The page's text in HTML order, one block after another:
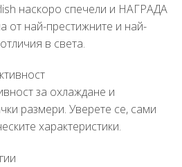
наскоро спечели и НАГРАДА
от най-престижните и най-
в света.
за охлаждане и
размери. Уверете се, сами
характеристики.